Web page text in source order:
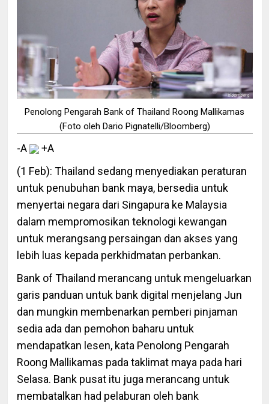
Penolong Pengarah Bank of Thailand Roong Mallikamas
(Foto oleh Dario Pignatelli/Bloomberg)
-A
+A
(1 Feb): Thailand sedang menyediakan peraturan
untuk penubuhan bank maya, bersedia untuk
menyertai negara dari Singapura ke Malaysia
dalam mempromosikan teknologi kewangan
untuk merangsang persaingan dan akses yang
lebih luas kepada perkhidmatan perbankan.
Bank of Thailand merancang untuk mengeluarkan
garis panduan untuk bank digital menjelang Jun
dan mungkin membenarkan pemberi pinjaman
sedia ada dan pemohon baharu untuk
mendapatkan lesen, kata Penolong Pengarah
Roong Mallikamas pada taklimat maya pada hari
Selasa. Bank pusat itu juga merancang untuk
membatalkan had pelaburan oleh bank